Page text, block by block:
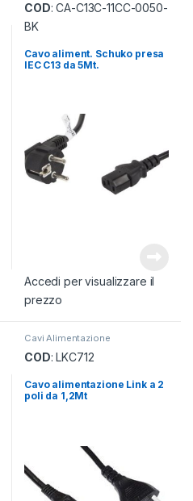
COD: CA-C13C-11CC-0050-
BK
Cavo aliment. Schuko presa
IEC C13 da 5Mt.
Accedi per visualizzare il
prezzo
Cavi Alimentazione
COD: LKC712
Cavo alimentazione Link a 2
poli da 1,2Mt